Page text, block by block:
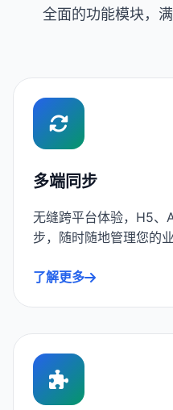
全面的功能模块，
多端同步
无缝跨平台体验，H5、
步，随时随地管理您的
了解更多